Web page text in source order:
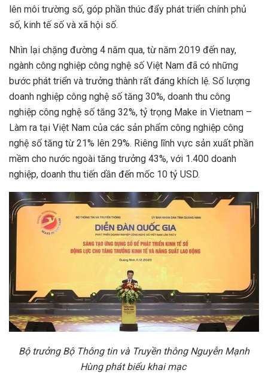
lên môi trường số, góp phần thúc đẩy phát triển chính phủ
số, kinh tế số và xã hội số.
Nhìn lại chặng đường 4 năm qua, từ năm 2019 đến nay,
ngành công nghiệp công nghệ số Việt Nam đã có những
bước phát triển và trưởng thành rất đáng khích lệ. Số lượng
doanh nghiệp công nghệ số tăng 30%, doanh thu công
nghiệp công nghệ số tăng 32%, tỷ trọng Make in Vietnam –
Làm ra tại Việt Nam của các sản phẩm công nghiệp công
nghệ số tăng từ 21% lên 29%. Riêng lĩnh vực sản xuất phần
mềm cho nước ngoài tăng trưởng 43%, với 1.400 doanh
nghiệp, doanh thu tiến dần đến mốc 10 tỷ USD.
Bộtrưởng BộThông tin và Truyền thông Nguyễn Mạnh
Hùng phát biểu khai mạc